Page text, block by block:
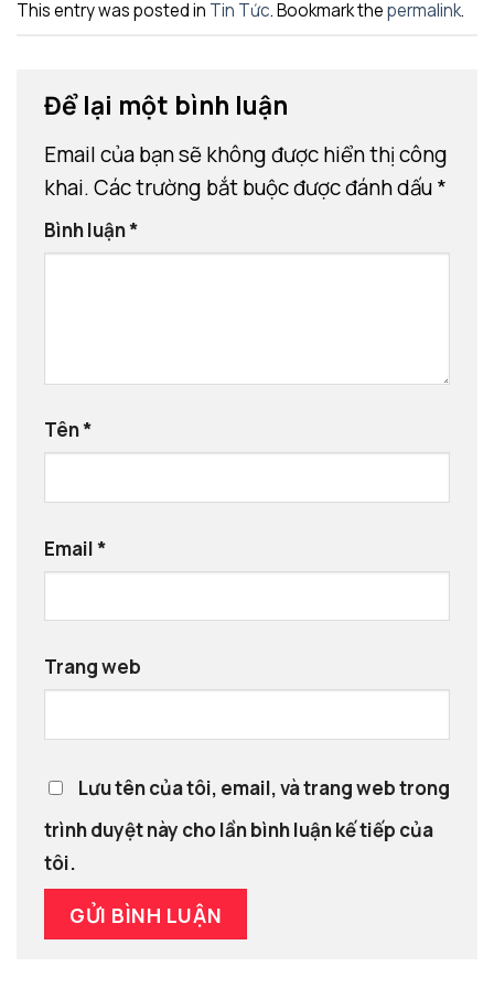
This entry was posted in Tin Tức. Bookmark thepermalink.
Để lại một bình luận
Email của bạn sẽ không được hiển thị công
khai.Các trường bắt buộc được đánh dấu*
Bình luận*
Tên*
Email*
Trang web
Lưu tên của tôi, email, và trang web trong
trình duyệt này cho lần bình luận kế tiếp của
tôi.